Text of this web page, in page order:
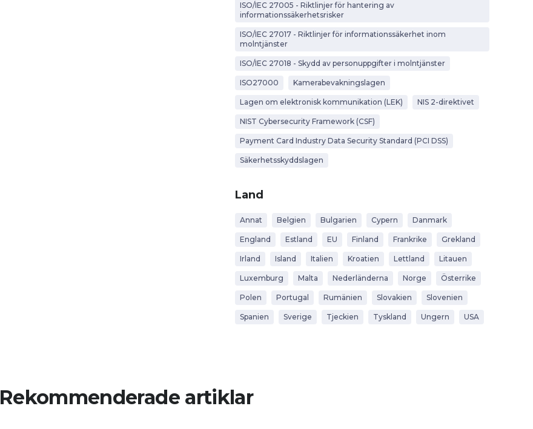
ISO/IEC 27005 - Riktlinjer för hantering av
informationssäkerhetsrisker
ISO/IEC 27017 - Riktlinjer för informationssäkerhet inom
molntjänster
ISO/IEC 27018 - Skydd av personuppgifter i molntjänster
ISO27000 Kamerabevakningslagen
Lagen om elektronisk kommunikation (LEK) NIS 2-direktivet
NIST Cybersecurity Framework (CSF)
Payment Card Industry Data Security Standard (PCI DSS)
Säkerhetsskyddslagen
Land
Annat Belgien Bulgarien Cypern Danmark
England Estland EU Finland Frankrike Grekland
Irland Island Italien Kroatien Lettland Litauen
Luxemburg Malta Nederländerna Norge Österrike
Polen Portugal Rumänien Slovakien Slovenien
Spanien Sverige Tjeckien Tyskland Ungern USA
Rekommenderade artiklar